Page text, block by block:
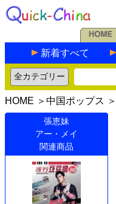
新着すべて
HOME ＞ 中国ポップス ＞
張恵妹
アー・メイ
関連商品